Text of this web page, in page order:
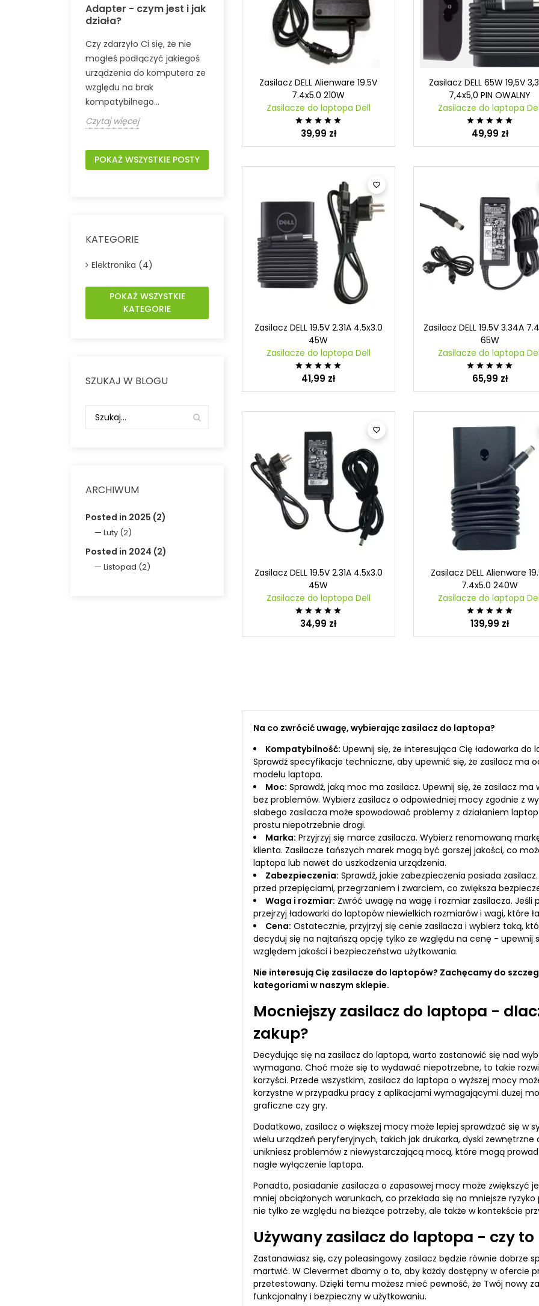
Adapter - czym jest i jak
działa?
Czy zdarzyło Ci się, że nie
mogłeś podłączyć jakiegoś
urządzenia do komputera ze
względu na brak
kompatybilnego...
Czytaj więcej
Co to jest hub USB?
Czy zdarzyło Ci się, że
zabrakło Ci wolnych portów
często spotykany w...
Czytaj więcej
Mobilność zyskuje coraz
większe znaczenie w wielu
branżach. Z tego powodu
wiele osób decyduje się na
Czytaj więcej
Jak
do
Zależy
jest...
POKAŻ WSZYSTKIE POSTY
KATEGORIE
Elektronika (4)
POKAŻ WSZYSTKIE
KATEGORIE
SZUKAJ W BLOGU
ARCHIWUM
Posted in 2025 (2)
Luty (2)
Posted in 2024 (2)
Listopad (2)
Zasilacz DELL Alienware 19.5V
7.4x5.0 210W
Zasilacze do laptopa Dell
    
39,99 zł
Zasilacz DELL 65W 19,5V
7,4x5,0 PIN OWALNY
Zasilacze do laptopa
    
49,99 zł

Zasilacz DELL 19.5V 2.31A 4.5x3.0
45W
Zasilacze do laptopa Dell
    
41,99 zł
Zasilacz DELL 19.5V 3.34A
65W
Zasilacze do laptopa
    
65,99 zł

Zasilacz DELL 19.5V 2.31A 4.5x3.0
45W
Zasilacze do laptopa Dell
    
34,99 zł
Zasilacz DELL Alienware
7.4x5.0 240W
Zasilacze do laptopa
    
139,99 zł
Na co zwrócić uwagę, wybierając zasilacz do laptopa?
Kompatybilność: Upewnij się, że interesująca Cię ładowarka
Sprawdź specyfikacje techniczne, aby upewnić się, że zasilacz ma
modelu laptopa.
Moc: Sprawdź, jaką moc ma zasilacz. Upewnij się, że zasilacz
bez problemów. Wybierz zasilacz o odpowiedniej mocy zgodnie z
słabego zasilacza może spowodować problemy z działaniem
prostu niepotrzebnie drogi.
Marka: Przyjrzyj się marce zasilacza. Wybierz renomowaną
klienta. Zasilacze tańszych marek mogą być gorszej jakości, co
laptopa lub nawet do uszkodzenia urządzenia.
Zabezpieczenia: Sprawdź, jakie zabezpieczenia posiada
przed przepięciami, przegrzaniem i zwarciem, co zwiększa
Waga i rozmiar: Zwróć uwagę na wagę i rozmiar zasilacza.
przejrzyj ładowarki do laptopów niewielkich rozmiarów i wagi, które
Cena: Ostatecznie, przyjrzyj się cenie zasilacza i wybierz taką,
decyduj się na najtańszą opcję tylko ze względu na cenę - upewnij
względem jakości i bezpieczeństwa użytkowania.
Nie interesują Cię zasilacze do laptopów? Zachęcamy do
kategoriami w naszym sklepie.
Mocniejszy zasilacz do laptopa -
zakup?
Decydując się na zasilacz do laptopa, warto zastanowić się nad
wymagana. Choć może się to wydawać niepotrzebne, to takie
korzyści. Przede wszystkim, zasilacz do laptopa o wyższej mocy
korzystne w przypadku pracy z aplikacjami wymagającymi dużej
graficzne czy gry.
Dodatkowo, zasilacz o większej mocy może lepiej sprawdzać się w
wielu urządzeń peryferyjnych, takich jak drukarka, dyski
unikniesz problemów z niewystarczającą mocą, które mogą
nagłe wyłączenie laptopa.
Ponadto, posiadanie zasilacza o zapasowej mocy może zwiększyć
mniej obciążonych warunkach, co przekłada się na mniejsze
nie tylko ze względu na bieżące potrzeby, ale także w kontekście
Używany zasilacz do laptopa - czy to
Zastanawiasz się, czy poleasingowy zasilacz będzie równie dobrze
martwić. W Clevermet dbamy o to, aby każdy dostępny w ofercie
przetestowany. Dzięki temu możesz mieć pewność, że Twój nowy
funkcjonalny i bezpieczny w użytkowaniu.